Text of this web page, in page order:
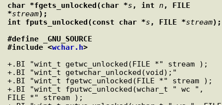
char *fgets_unlocked(char *s , int n , FILE
*stream);
int fputs_unlocked(const char *s , FILE *stream);
#define _GNU_SOURCE
#include <wchar.h>
+.BI "wint_t getwc_unlocked(FILE *" stream );
+.BI "wint_t getwchar_unlocked(void);"
+.BI "wint_t fgetwc_unlocked(FILE *" stream );
+.BI "wint_t fputwc_unlocked(wchar_t " wc ",
FILE *" stream );